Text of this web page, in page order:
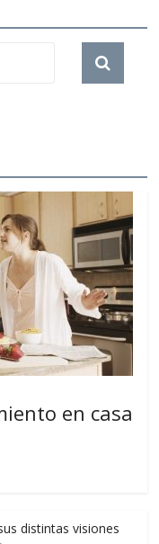
en casa
distintas visiones